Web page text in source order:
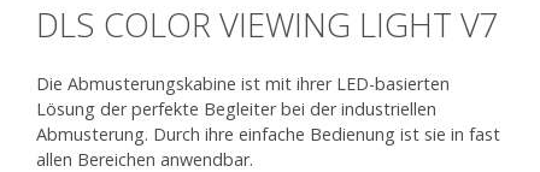
DLS COLOR VIEWING LIGHT V7
Die Abmusterungskabine ist mit ihrer LED-basierten
Lösung der perfekte Begleiter bei der industriellen
Abmusterung. Durch ihre einfache Bedienung ist sie in fast
allen Bereichen anwendbar.